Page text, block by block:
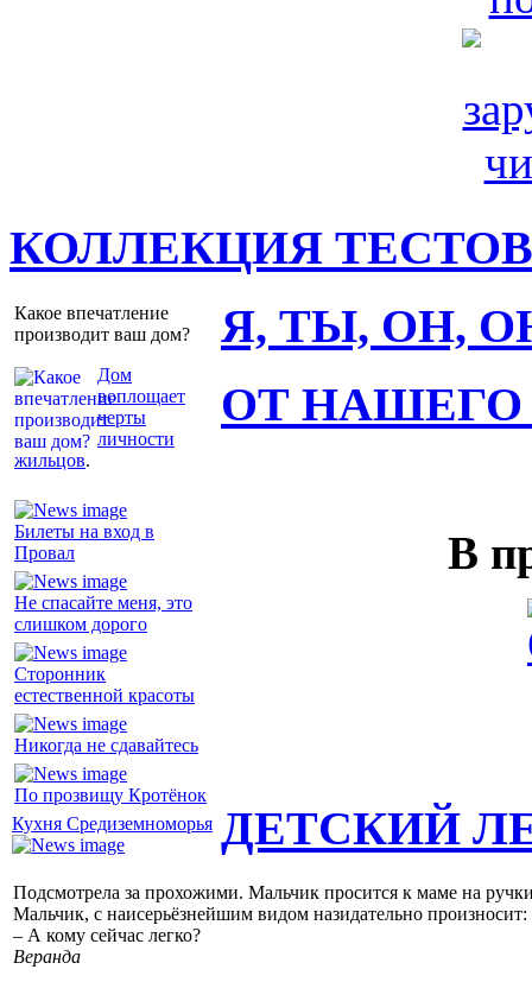
КОЛЛЕКЦИЯ ТЕСТОВ
Какое впечатление
производит ваш дом?
Дом
воплощает
черты
личности
жильцов.
Я, ТЫ, ОН,
Билеты на вход в
Провал
Не спасайте меня, это
слишком дорого
Сторонник
естественной красоты
Никогда не сдавайтесь
По прозвищу Кротёнок
ОТ НАШЕГО
Кухня Средиземноморья
В
ДЕТСКИЙ
Подсмотрела за прохожими. Мальчик просится к маме на
Мальчик, с наисерьёзнейшим видом назидательно произносит:
– А кому сейчас легко?
Веранда